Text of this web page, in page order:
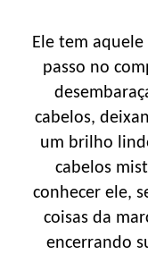
Ele tem
passo no
cabelos,
um brilho
cabelos
conhecer ele,
coisas da
encerrando